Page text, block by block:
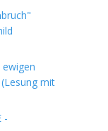
mit
-